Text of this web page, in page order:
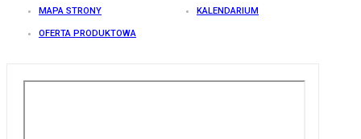
MAPA STRONY KALENDARIUM
OFERTA PRODUKTOWA